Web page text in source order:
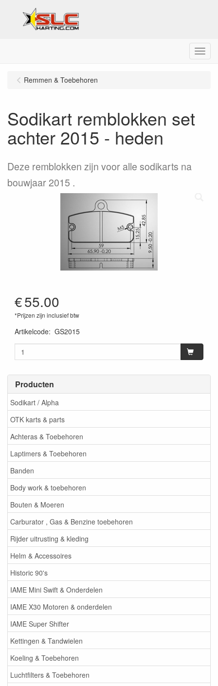
Menu
Producten
Sodikart / Alpha
OTK karts & parts
Achteras & Toebehoren
Laptimers & Toebehoren
Banden
Body work & toebehoren
Bouten & Moeren
Carburator , Gas & Benzine toebehoren
Rijder uitrusting & kleding
Helm & Accessoires
Historic 90's
IAME Mini Swift & Onderdelen
IAME X30 Motoren & onderdelen
IAME Super Shifter
Kettingen & Tandwielen
Koeling & Toebehoren
Luchtfilters & Toebehoren
Remmen & Toebehoren
Sodikart remblokken set
achter 2015 - heden
Deze remblokken zijn voor alle sodikarts na
bouwjaar 2015 .
€55.00
*Prijzen zijn inclusief btw
Artikelcode: GS2015